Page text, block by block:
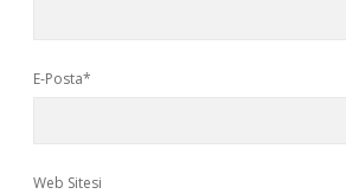
E-Posta*
Web Sitesi